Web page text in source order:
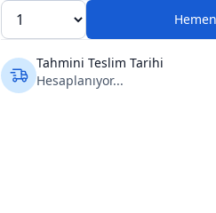
Tahmini Teslim Tarihi
Hesaplanıyor...